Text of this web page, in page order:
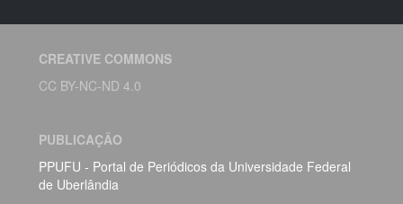
CREATIVE COMMONS
CC BY-NC-ND 4.0
PUBLICAÇÃO
PPUFU - Portal de Periódicos da Universidade Federal
de Uberlândia